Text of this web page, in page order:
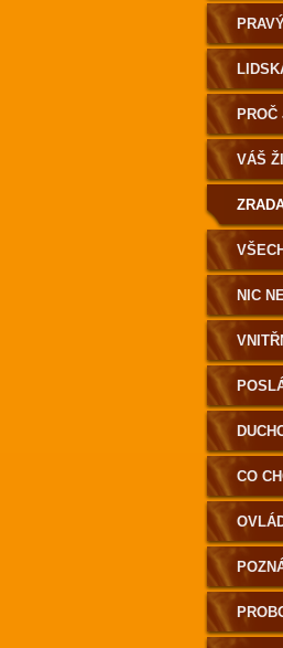
PRO
A
VÁŠ
NIC
CO